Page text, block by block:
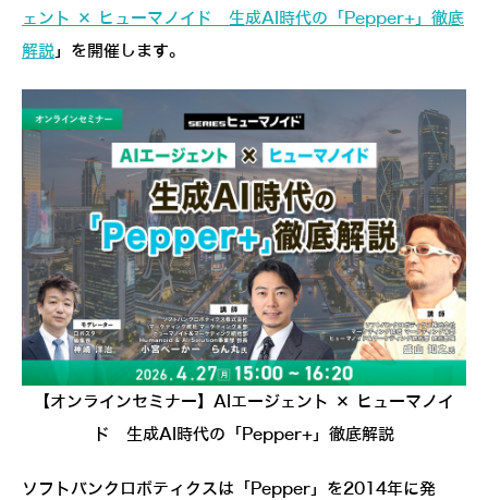
ェント × ヒューマノイド 生成AI時代の「Pepper+」徹底
解説」を開催します。
【オンラインセミナー】AIエージェント × ヒューマノイ
ド 生成AI時代の「Pepper+」徹底解説
ソフトバンクロボティクスは「Pepper」を2014年に発